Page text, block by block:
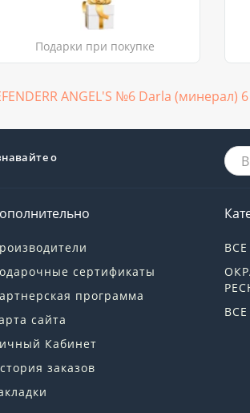
Подарки при покупке
ANGEL'S №6 Darla (минерал)
о
сертификаты
программа
сайта
Кабинет
заказов